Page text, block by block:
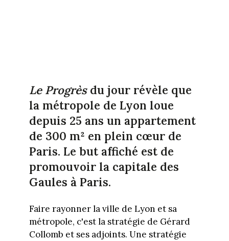
Le Progrèsdu jour révèle que
la métropole de Lyon loue
depuis 25 ans un appartement
de 300 m² en plein cœur de
Paris. Le but affiché est de
promouvoir la capitale des
Gaules à Paris.
Faire rayonner la ville de Lyon et sa
métropole, c'est la stratégie de Gérard
Collomb et ses adjoints. Une stratégie